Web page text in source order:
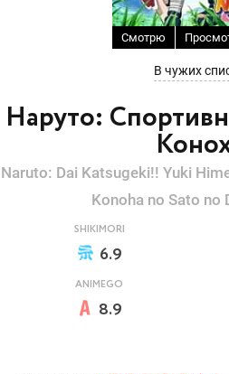
Наруто:
Смотрю
В чужих
Naruto: Dai Katsugeki!! Yuki
Konoha no Sato no
SHIKIMORI
6.9
ANIMEGO
8.9